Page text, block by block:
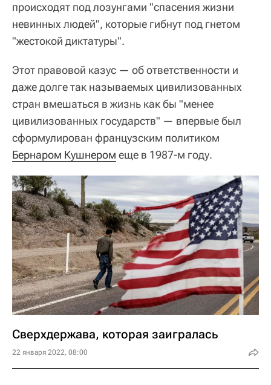
происходят под лозунгами "спасения жизни
невинных людей", которые гибнут под гнетом
"жестокой диктатуры".
Этот правовой казус — об ответственности и
даже долге так называемых цивилизованных
стран вмешаться в жизнь как бы "менее
цивилизованных государств" — впервые был
сформулирован французским политиком
Бернаром Кушнером еще в 1987-м году.
Сверхдержава, которая заигралась
22 января 2022, 08:00